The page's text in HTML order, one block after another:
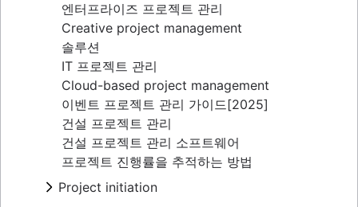
엔터프라이즈 프로젝트 관리
Creative project management
솔루션
IT 프로젝트 관리
Cloud-based project management
이벤트 프로젝트 관리 가이드[2025]
건설 프로젝트 관리
건설 프로젝트 관리 소프트웨어
프로젝트 진행률을 추적하는 방법
Project initiation